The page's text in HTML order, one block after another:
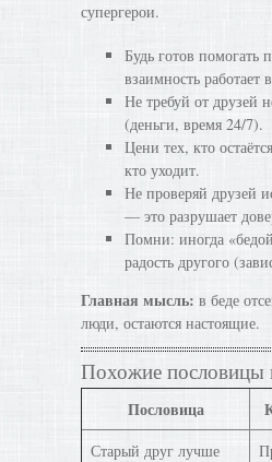
супергерои.
Будь готов
взаимность работает
Не требуй от друзей
(деньги, время 24/7).
Цени тех, кто
кто уходит.
Не проверяй друзей
— это разрушает
Помни: иногда
радость другого
Главная мысль: в беде
люди, остаются настоящие.
Похожие пословицы
Пословица
Старый друг лучше